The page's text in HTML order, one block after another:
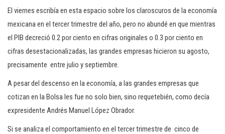
El viernes escribía en esta espacio sobre los claroscuros de la economía
mexicana en el tercer trimestre del año, pero no abundé en que mientras
el PIB decreció 0.2 por ciento en cifras originales o 0.3 por ciento en
cifras desestacionalizadas, las grandes empresas hicieron su agosto,
precisamente entre julio y septiembre.
A pesar del descenso en la economía, a las grandes empresas que
cotizan en la Bolsa les fue no solo bien, sino requetebién, como decía
expresidente Andrés Manuel López Obrador.
Si se analiza el comportamiento en el tercer trimestre de cinco de